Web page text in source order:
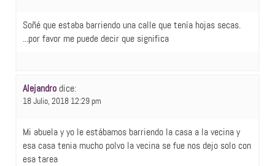
Soñé que estaba barriendo una calle que tenía hojas secas.
...por favor me puede decir que significa
Alejandro dice:
18 Julio, 2018 12:29 pm
Mi abuela y yo le estábamos barriendo la casa a la vecina y
esa casa tenia mucho polvo la vecina se fue nos dejo solo con
esa tarea